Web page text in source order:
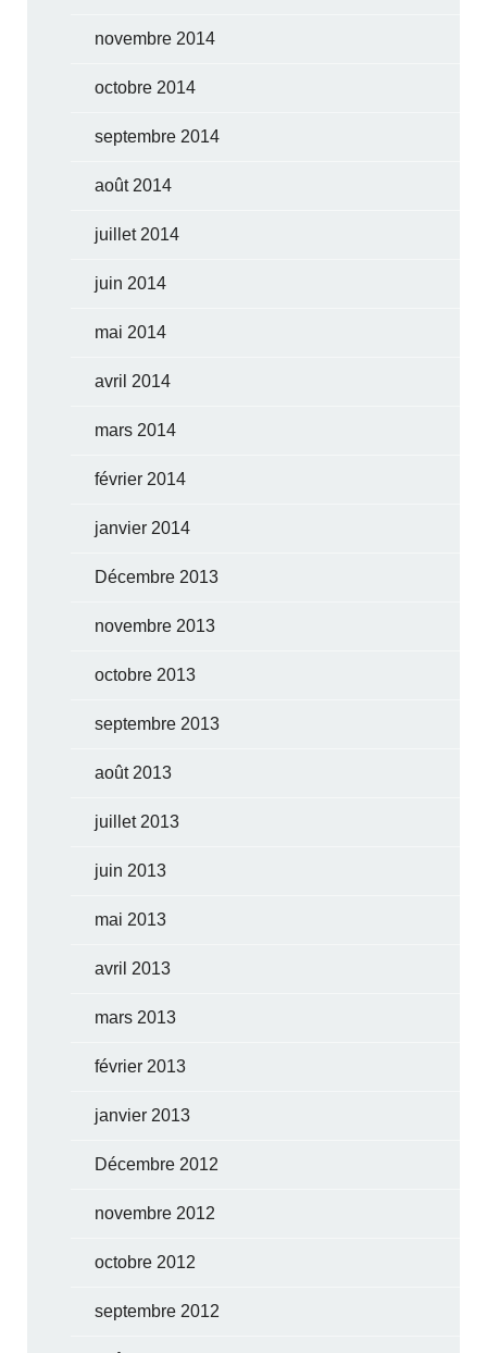
novembre 2014
octobre 2014
septembre 2014
août 2014
juillet 2014
juin 2014
mai 2014
avril 2014
mars 2014
février 2014
janvier 2014
Décembre 2013
novembre 2013
octobre 2013
septembre 2013
août 2013
juillet 2013
juin 2013
mai 2013
avril 2013
mars 2013
février 2013
janvier 2013
Décembre 2012
novembre 2012
octobre 2012
septembre 2012